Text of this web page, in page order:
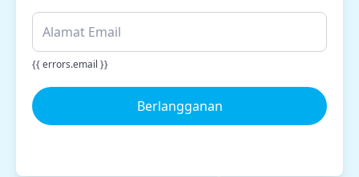
{{ errors.email }}
Berlangganan